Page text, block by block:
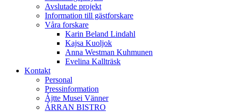
Avslutade projekt
Information till gästforskare
Våra forskare
Karin Beland Lindahl
Kajsa Kuoljok
Anna Westman Kuhmunen
Evelina Kallträsk
Kontakt
Personal
Pressinformation
Ájtte Musei Vänner
ÁRRAN BISTRO